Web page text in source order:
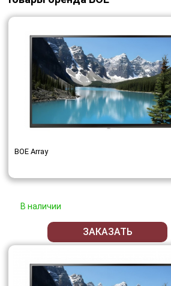
BOE Array
В наличии
ЗАКАЗАТЬ